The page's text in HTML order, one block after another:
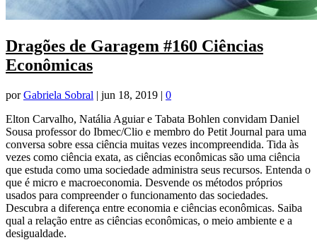
Dragões de Garagem #160 Ciências
Econômicas
porGabriela Sobral | jun 18, 2019 | 0
Elton Carvalho, Natália Aguiar e Tabata Bohlen convidam Daniel
Sousa professor do Ibmec/Clio e membro do Petit Journal para uma
conversa sobre essa ciência muitas vezes incompreendida. Tida às
vezes como ciência exata, as ciências econômicas são uma ciência
que estuda como uma sociedade administra seus recursos. Entenda o
que é micro e macroeconomia. Desvende os métodos próprios
usados para compreender o funcionamento das sociedades.
Descubra a diferença entre economia e ciências econômicas. Saiba
qual a relação entre as ciências econômicas, o meio ambiente e a
desigualdade.